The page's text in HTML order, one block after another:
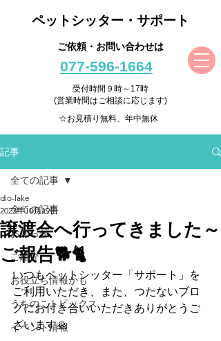
ペットシッター・サポート
ご依頼・お問い合わせは
077-596-1664
受付時間９時～17時
(営業時間はご相談に応じます)
☆お見積り無料、年中無休
記事
全ての記事
お知らせ
ご紹介
お役立ち情報かも
うちのこトピックス
イベント情報
全ての記事
譲渡会へ行ってきました～
ご報告🐕🐈
dio-lake
2023年10月19日
いつもペットシッター「サポート」を
ご利用いただき、また、つたないブロ
グにお付き合いいただきありがとうご
ざいます🙏